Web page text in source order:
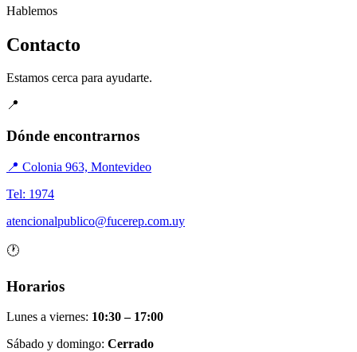
Hablemos
Contacto
Estamos cerca para ayudarte.
📍
Dónde encontrarnos
📍 Colonia 963, Montevideo
Tel: 1974
atencionalpublico@fucerep.com.uy
🕐
Horarios
Lunes a viernes: 10:30 – 17:00
Sábado y domingo: Cerrado